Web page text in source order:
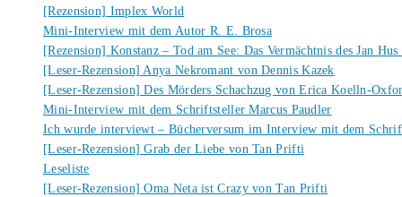
[Rezension] Implex World
Mini-Interview mit dem Autor R. E. Brosa
[Rezension] Konstanz – Tod am See: Das Vermächtnis des Jan
[Leser-Rezension] Anya Nekromant von Dennis Kazek
[Leser-Rezension] Des Mörders Schachzug von Erica Koelln-
Mini-Interview mit dem Schriftsteller Marcus Paudler
Ich wurde interviewt – Bücherversum im Interview mit dem
[Leser-Rezension] Grab der Liebe von Tan Prifti
Leseliste
[Leser-Rezension] Oma Neta ist Crazy von Tan Prifti